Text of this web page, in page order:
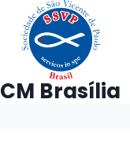
Pular
para
Conteúdo
CM Brasília